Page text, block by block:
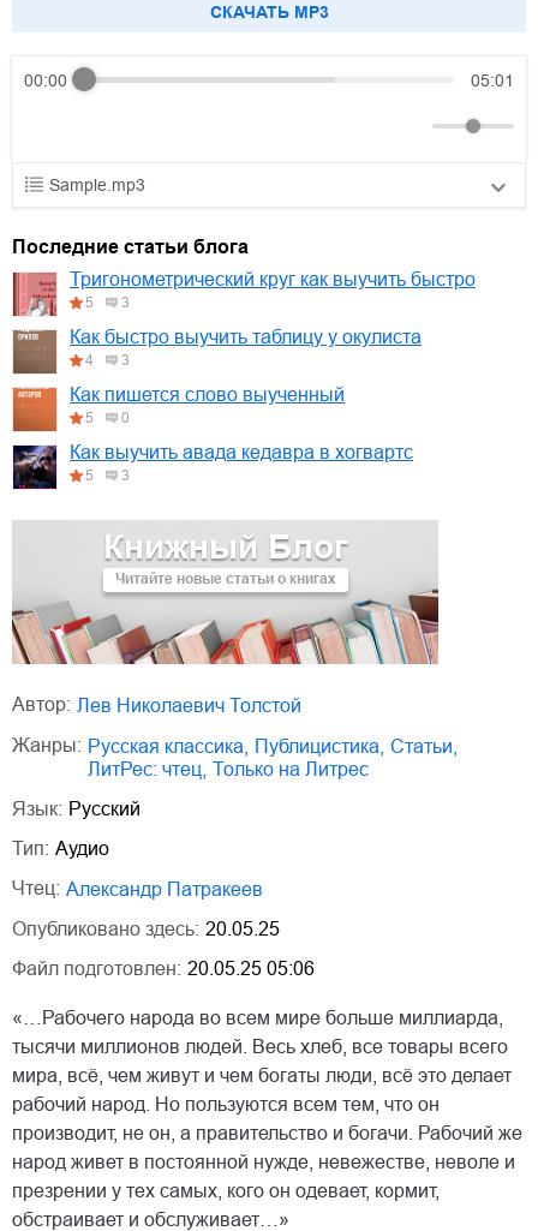
CКАЧАТЬ MP3
00:00 05:01
Sample.mp3
02.mp3
03.mp3
Книжный Блог
Читайте новые статьи о книгах
Последние статьи блога
Тригонометрический круг как выучить быстро
5 3
Как быстро выучить таблицу у окулиста
4 3
Как пишется слово выученный
5 0
Как выучить авада кедавра в хогвартс
5 3
Автор:
Лев Николаевич Толстой
Жанры:
русская классика публицистика статьи
ЛитРес: чтец
только на Литрес
Язык: Русский
Тип: Аудио
Чтец:
Александр Патракеев
Опубликовано здесь: 20.05.25
Файл подготовлен: 20.05.25 05:06
«…Рабочего народа во всем мире больше миллиарда,
тысячи миллионов людей. Весь хлеб, все товары всего
мира, всё, чем живут и чем богаты люди, всё это делает
рабочий народ. Но пользуются всем тем, что он
производит, не он, а правительство и богачи. Рабочий же
народ живет в постоянной нужде, невежестве, неволе и
презрении у тех самых, кого он одевает, кормит,
обстраивает и обслуживает…»